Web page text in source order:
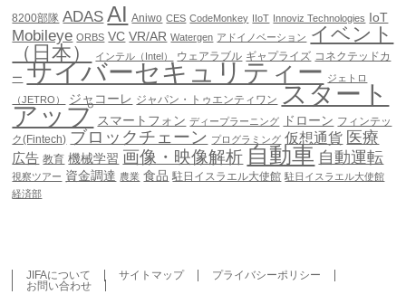
8200部隊 ADAS AI Aniwo CES CodeMonkey IIoT Innoviz Technologies IoT
Mobileye ORBS VC VR/AR Watergen アドイノベーション イベント
（日本）
インテル（Intel） ウェアラブル ギャプライズ コネクテッドカ
ー サイバーセキュリティー ジェトロ
（JETRO）
ジャコーレ ジャパン・トゥエンティワン スタート
アップ スマートフォン ディープラーニング ドローン フィンテッ
ク(Fintech) ブロックチェーン プログラミング 仮想通貨 医療
広告 教育 機械学習 画像・映像解析 自動車 自動運転
視察ツアー 資金調達 農業 食品 駐日イスラエル大使館 駐日イスラエル大使館
経済部
JIFAについて サイトマップ
プライバシーポリシー
お問い合わせ